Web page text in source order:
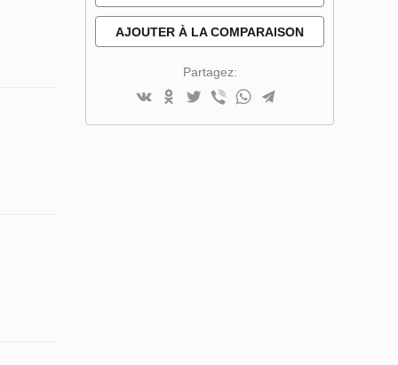
SOUHAITS
AJOUTER À LA COMPARAISON
Partagez: